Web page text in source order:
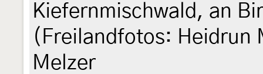
Kiefernmischwald, an
(Freilandfotos: Heidrun
Melzer